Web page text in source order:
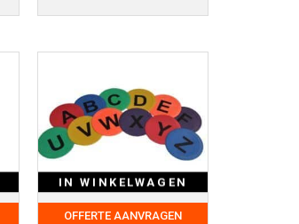
IN WINKELWAGEN
OFFERTE AANVRAGEN